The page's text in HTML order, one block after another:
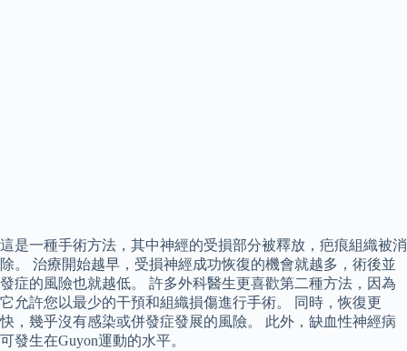
這是一種手術方法，其中神經的受損部分被釋放，疤痕組織被消
除。 治療開始越早，受損神經成功恢復的機會就越多，術後並
發症的風險也就越低。 許多外科醫生更喜歡第二種方法，因為
它允許您以最少的干預和組織損傷進行手術。 同時，恢復更
快，幾乎沒有感染或併發症發展的風險。 此外，缺血性神經病
可發生在Guyon運動的水平。